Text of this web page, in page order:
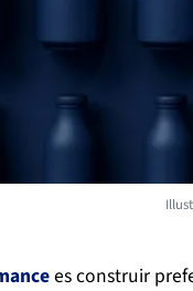
es construir